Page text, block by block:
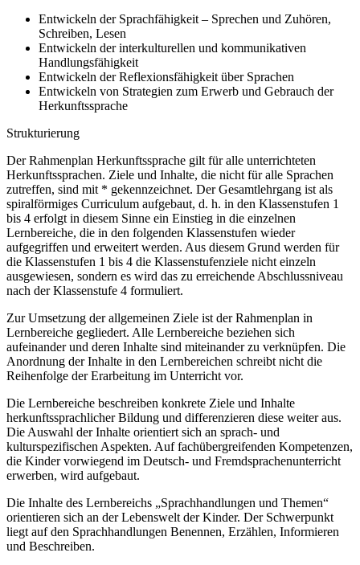
Entwickeln der Sprachfähigkeit – Sprechen und Zuhören,
Schreiben, Lesen
Entwickeln der interkulturellen und kommunikativen
Handlungsfähigkeit
Entwickeln der Reflexionsfähigkeit über Sprachen
Entwickeln von Strategien zum Erwerb und Gebrauch der
Herkunftssprache
Strukturierung
Der Rahmenplan Herkunftssprache gilt für alle unterrichteten
Herkunftssprachen. Ziele und Inhalte, die nicht für alle Sprachen
zutreffen, sind mit * gekennzeichnet. Der Gesamtlehrgang ist als
spiralförmiges Curriculum aufgebaut, d. h. in den Klassenstufen 1
bis 4 erfolgt in diesem Sinne ein Einstieg in die einzelnen
Lernbereiche, die in den folgenden Klassenstufen wieder
aufgegriffen und erweitert werden. Aus diesem Grund werden für
die Klassenstufen 1 bis 4 die Klassenstufenziele nicht einzeln
ausgewiesen, sondern es wird das zu erreichende Abschlussniveau
nach der Klassenstufe 4 formuliert.
Zur Umsetzung der allgemeinen Ziele ist der Rahmenplan in
Lernbereiche gegliedert. Alle Lernbereiche beziehen sich
aufeinander und deren Inhalte sind miteinander zu verknüpfen. Die
Anordnung der Inhalte in den Lernbereichen schreibt nicht die
Reihenfolge der Erarbeitung im Unterricht vor.
Die Lernbereiche beschreiben konkrete Ziele und Inhalte
herkunftssprachlicher Bildung und differenzieren diese weiter aus.
Die Auswahl der Inhalte orientiert sich an sprach- und
kulturspezifischen Aspekten. Auf fachübergreifenden Kompetenzen,
die Kinder vorwiegend im Deutsch- und Fremdsprachenunterricht
erwerben, wird aufgebaut.
Die Inhalte des Lernbereichs „Sprachhandlungen und Themen“
orientieren sich an der Lebenswelt der Kinder. Der Schwerpunkt
liegt auf den Sprachhandlungen Benennen, Erzählen, Informieren
und Beschreiben.